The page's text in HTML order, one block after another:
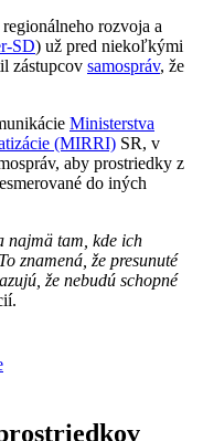
rozvoja a
SD) už pred niekoľkými
zástupcov samospráv, že
Ministerstva
(MIRRI) SR, v
aby prostriedky z
do iných
najmä tam, kde ich
znamená, že presunuté
že nebudú schopné